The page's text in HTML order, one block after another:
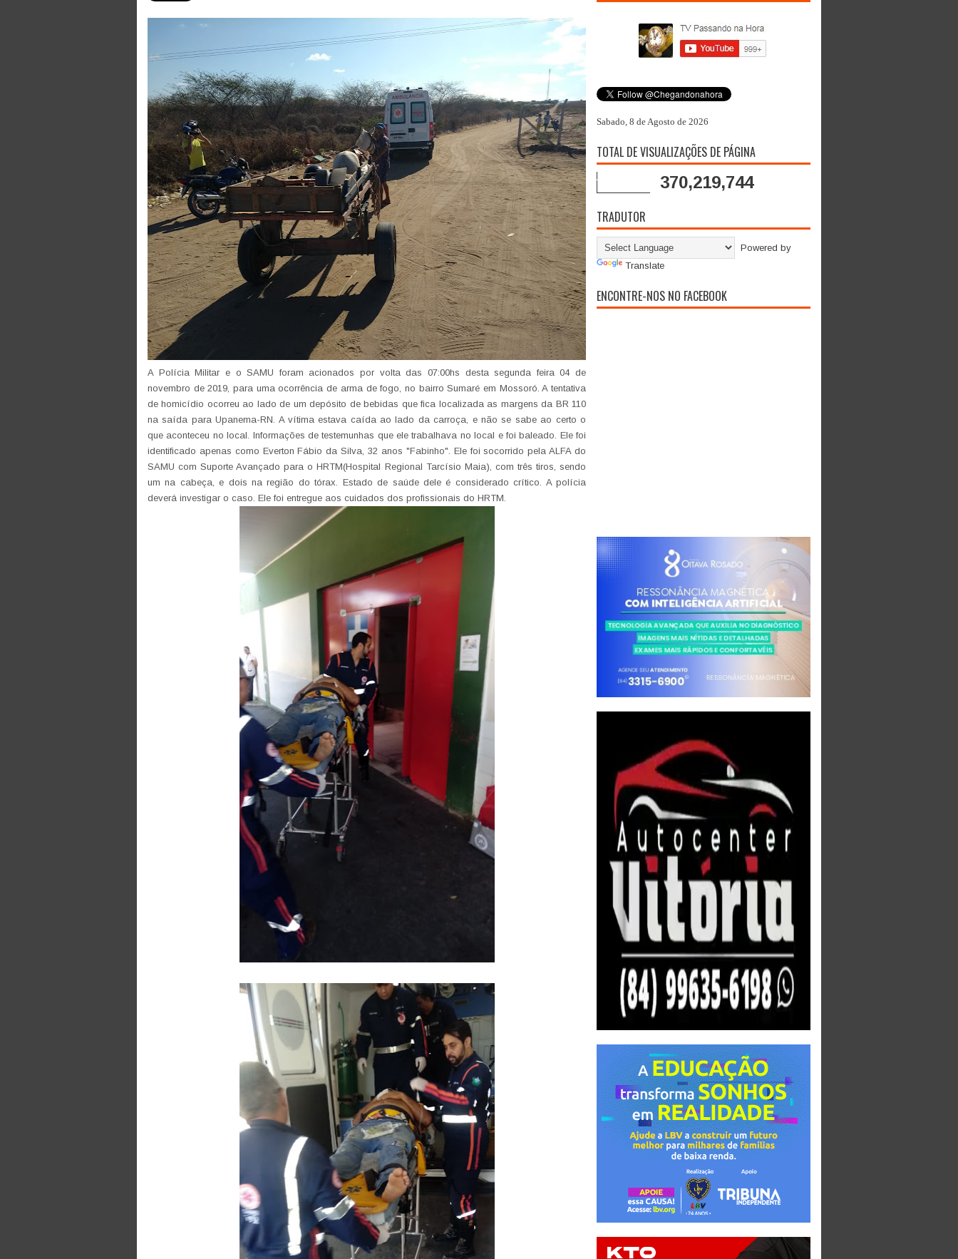
A Polícia Militar e o SAMU foram acionados por volta das 07:00hs desta segunda feira 04 de
novembro de 2019, para uma ocorrência de arma de fogo, no bairro Sumaré em Mossoró. A tentativa
de homicídio ocorreu ao lado de um depósito de bebidas que fica localizada as margens da BR 110
na saída para Upanema-RN. A vítima estava caída ao lado da carroça, e não se sabe ao certo o
que aconteceu no local. Informações de testemunhas que ele trabalhava no local e foi baleado. Ele foi
identificado apenas como Everton Fábio da Silva, 32 anos "Fabinho". Ele foi socorrido pela ALFA do
SAMU com Suporte Avançado para o HRTM(Hospital Regional Tarcísio Maia), com três tiros, sendo
um na cabeça, e dois na região do tórax. Estado de saúde dele é considerado crítico. A polícia
deverá investigar o caso. Ele foi entregue aos cuidados dos profissionais do HRTM.
Sabado, 8 de Agosto de 2026
TOTAL DE VISUALIZAÇÕES DE PÁGINA
370,219,744
TRADUTOR
Powered by
Translate
ENCONTRE-NOS NO FACEBOOK